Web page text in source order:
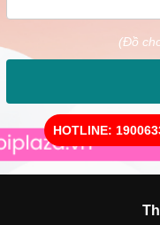
(Đồ
HOTLINE: